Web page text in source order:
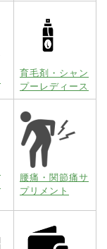
育毛剤・シャン
プーレディース
腰痛・関節痛サ
プリメント